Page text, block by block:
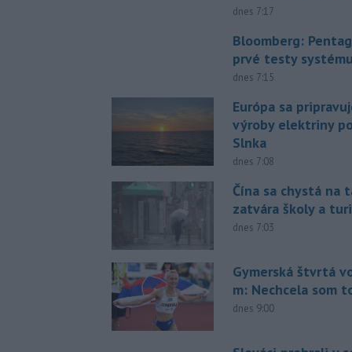
dnes 7:17
Bloomberg:
prvé testy
dnes 7:15
Európa sa
výroby elektriny
Slnka
dnes 7:08
Čína sa chystá na
zatvára školy a
dnes 7:03
Gymerská štvrtá
m: Nechcela som
dnes 9:00